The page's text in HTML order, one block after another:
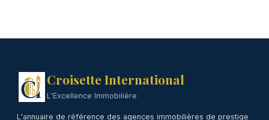
Croisette International
L'Excellence Immobilière
L'annuaire de référence des agences immobilières de prestige